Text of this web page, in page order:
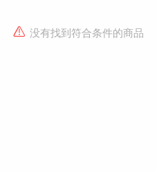
没有找到符合条件的商品